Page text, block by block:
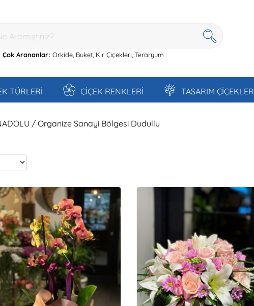
Çok Arananlar: Orkide, Buket, Kır Çiçekleri, Teraryum
TÜRLERİ ÇİÇEK RENKLERİ TASARIM ÇİÇEKLER
/ Organize Sanayi Bölgesi Dudullu